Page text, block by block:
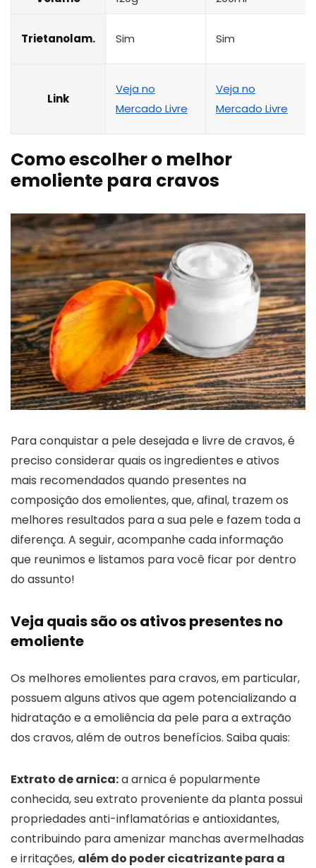
Trietanolam. Sim Sim
Link
Veja no
Mercado Livre
Veja no
Mercado Livre
Como escolher o melhor
emoliente para cravos
Para conquistar a pele desejada e livre de cravos, é
preciso considerar quais os ingredientes e ativos
mais recomendados quando presentes na
composição dos emolientes, que, afinal, trazem os
melhores resultados para a sua pele e fazem toda a
diferença. A seguir, acompanhe cada informação
que reunimos e listamos para você ficar por dentro
do assunto!
Veja quais são os ativos presentes no
emoliente
Os melhores emolientes para cravos, em particular,
possuem alguns ativos que agem potencializando a
hidratação e a emoliência da pele para a extração
dos cravos, além de outros benefícios. Saiba quais:
Extrato de arnica:a arnica é popularmente
conhecida, seu extrato proveniente da planta possui
propriedades anti-inflamatórias e antioxidantes,
contribuindo para amenizar manchas avermelhadas
e irritações, além do poder cicatrizante para a